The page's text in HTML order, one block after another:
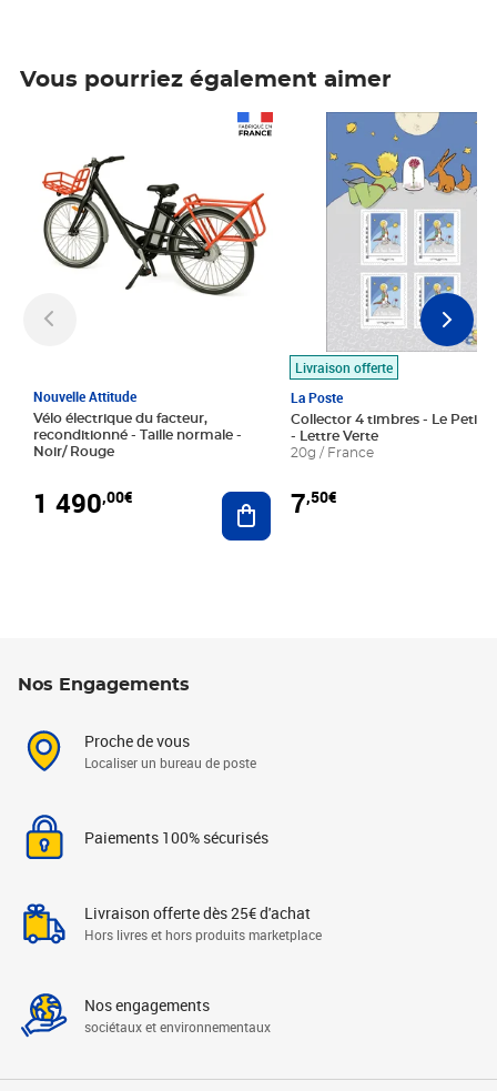
Vous pourriez également aimer
Nouvelle Attitude
Vélo électrique du facteur,
reconditionné - Taille normale -
Noir/ Rouge
1 490,00€ Ajouter au panier
Livraison offerte
La Poste
Collector 4 timbres - Le Petit
- Lettre Verte
20g / France
7,50€
Prix 7,50€
Nos Engagements
Proche de vous
Localiser un bureau de poste
Paiements 100% sécurisés
Livraison offerte dès 25€ d'achat
Hors livres et hors produits marketplace
Nos engagements
sociétaux et environnementaux